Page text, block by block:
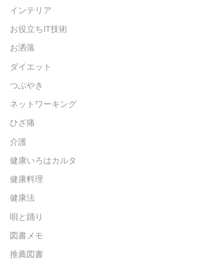
インテリア
お役立ちIT技術
お洒落
ダイエット
つぶやき
ネットワーキング
ひざ痛
介護
健康いろはカルタ
健康料理
健康法
唄と踊り
図書メモ
推薦図書